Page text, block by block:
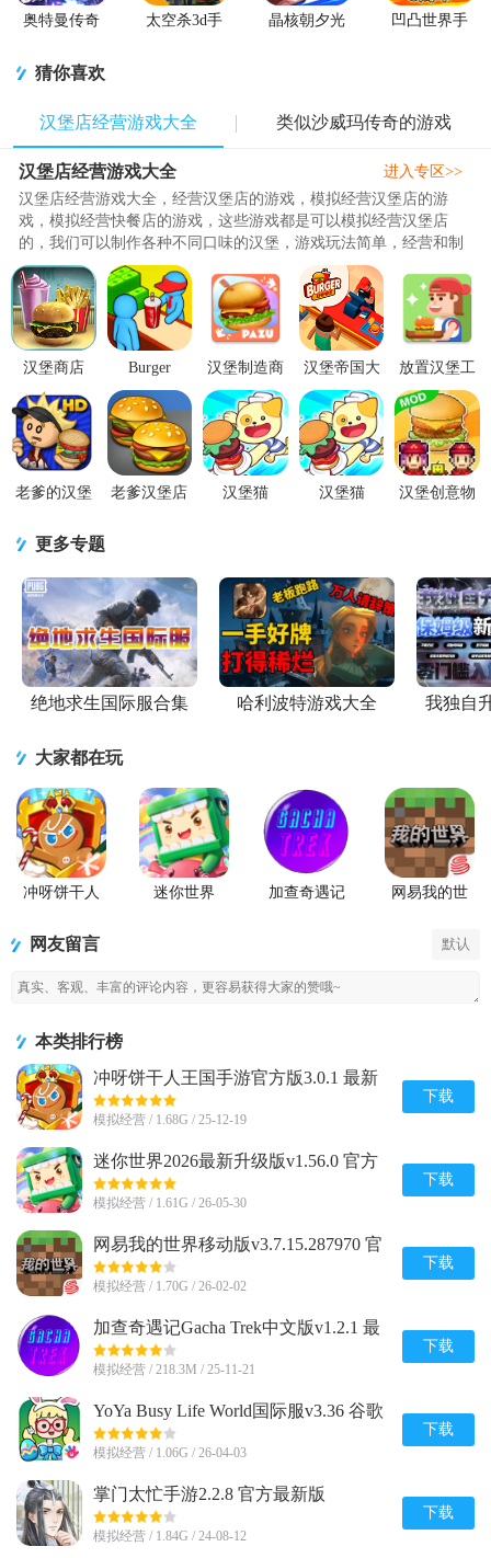
奥特曼传奇
太空杀3d手
晶核朝夕光
凹凸世界手
猜你喜欢
汉堡店经营游戏大全 类似沙威玛传奇的游戏
汉堡店经营游戏大全
汉堡店经营游戏大全，经营汉堡店的游戏，模拟经营汉堡店的游
戏，模拟经营快餐店的游戏，这些游戏都是可以模拟经营汉堡店
的，我们可以制作各种不同口味的汉堡，游戏玩法简单，经营和制
作汉堡，还有薯条，炸鸡等各种食..
进入专区>>
汉堡商店
Burger Shop
FREE无广告
版1.7.1 安
Burger
Please!汉堡
店模拟手游
15.0.0 安卓
版
汉堡制造商
(Burger
Maker)v1.5
官方版
汉堡帝国大
亨无限货币
(Burger
Empire
Tycoo
放置汉堡工
厂版2.4.0 无
限资源
老爹的汉堡
无限金币
老爹汉堡店
汉堡猫
汉堡猫
汉堡创意物
更多专题
绝地求生国际服合集 哈利波特游戏大全 我独自
大家都在玩
冲呀饼干人
迷你世界
加查奇遇记
网易我的世
网友留言 默认
本类排行榜
冲呀饼干人王国手游官方版3.0.1 最新
版
模拟经营 / 1.68G / 25-12-19
下载
迷你世界2026最新升级版v1.56.0 官方
版
模拟经营 / 1.61G / 26-05-30
下载
网易我的世界移动版v3.7.15.287970 官
方版
模拟经营 / 1.70G / 26-02-02
下载
加查奇遇记Gacha Trek中文版v1.2.1 最
新版
模拟经营 / 218.3M / 25-11-21
下载
YoYa Busy Life World国际服v3.36 谷歌
最新版
模拟经营 / 1.06G / 26-04-03
下载
掌门太忙手游2.2.8 官方最新版
模拟经营 / 1.84G / 24-08-12
下载